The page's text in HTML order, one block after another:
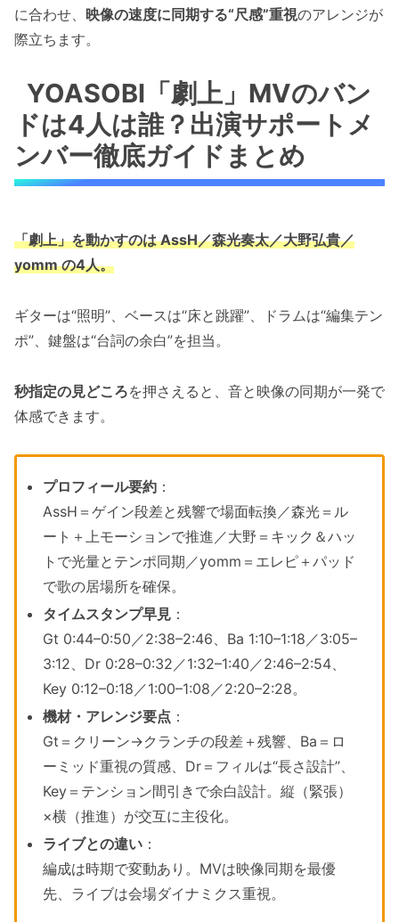
に合わせ、 映像の速度に同期する“尺感”重視のアレンジが
際立ちます。
YOASOBI「劇上」MVのバン
ドは4人は誰？出演サポートメ
ンバー徹底ガイドまとめ
「劇上」を動かすのは AssH／森光奏太／大野弘貴／
yomm の4人。
ギターは“照明”、ベースは“床と跳躍”、ドラムは“編集テン
ポ”、鍵盤は“台詞の余白”を担当。
秒指定の見どころを押さえると、音と映像の同期が一発で
体感できます。
プロフィール要約 ：
AssH＝ゲイン段差と残響で場面転換／森光＝ル
ート＋上モーションで推進／大野＝キック＆ハッ
トで光量とテンポ同期／yomm＝エレピ＋パッド
で歌の居場所を確保。
タイムスタンプ早見 ：
Gt 0:44–0:50／2:38–2:46、Ba 1:10–1:18／3:05–
3:12、Dr 0:28–0:32／1:32–1:40／2:46–2:54、
Key 0:12–0:18／1:00–1:08／2:20–2:28。
機材・アレンジ要点 ：
Gt＝クリーン→クランチの段差＋残響、Ba＝ロ
ーミッド重視の質感、Dr＝フィルは“長さ設計”、
Key＝テンション間引きで余白設計。縦（緊張）
×横（推進）が交互に主役化。
ライブとの違い ：
編成は時期で変動あり。MVは映像同期を最優
先、ライブは会場ダイナミクス重視。